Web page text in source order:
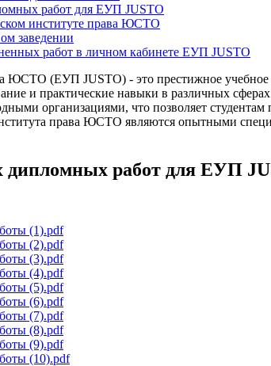
работ для ЕУП JUSTO
институте права ЮСТО
заведении
работ в личном кабинете ЕУП JUSTO
ЮСТО (ЕУП JUSTO) - это престижное учебное
и практические навыки в различных
организациями, что позволяет
права ЮСТО являются опытными
работ для ЕУП
(1).pdf
(2).pdf
(3).pdf
(4).pdf
(5).pdf
(6).pdf
(7).pdf
(8).pdf
(9).pdf
(10).pdf